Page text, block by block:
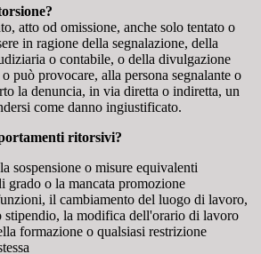
atto od omissione, anche solo tentato o
in ragione della segnalazione, della
o contabile, o della divulgazione
può provocare, alla persona segnalante o
la denuncia, in via diretta o indiretta, un
come danno ingiustificato.
ritorsivi?
sospensione o misure equivalenti
grado o la mancata promozione
il cambiamento del luogo di lavoro,
stipendio, la modifica dell'orario di lavoro
formazione o qualsiasi restrizione